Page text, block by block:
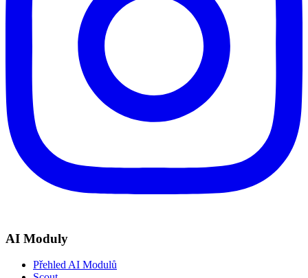
AI Moduly
Přehled AI Modulů